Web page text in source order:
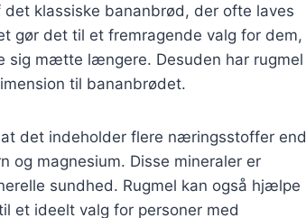
klassiske bananbrød, der ofte laves
gør det til et fremragende valg for dem,
sig mætte længere. Desuden har rugmel
til bananbrødet.
det indeholder flere næringsstoffer end
og magnesium. Disse mineraler er
sundhed. Rugmel kan også hjælpe
et ideelt valg for personer med